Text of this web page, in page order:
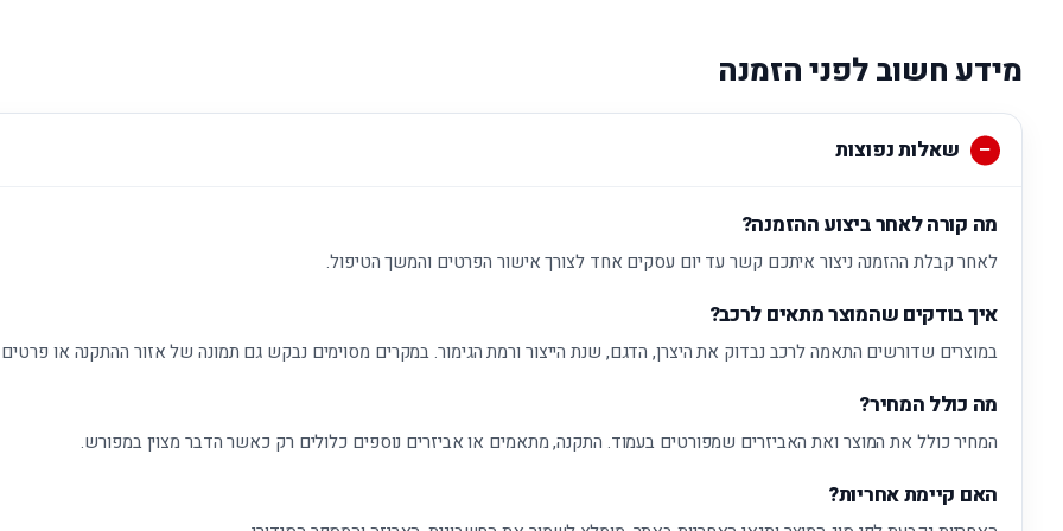
מידע חשוב לפני הזמנה
שאלות נפוצות
מה קורה לאחר ביצוע ההזמנה?
לאחר קבלת ההזמנה ניצור איתכם קשר עד יום עסקים אחד לצורך אישור הפרטים והמשך הטיפול.
איך בודקים שהמוצר מתאים לרכב?
במוצרים שדורשים התאמה לרכב נבדוק את היצרן, הדגם, שנת הייצור ורמת הגימור. במקרים מסוימים נבקש גם תמונה של אזור ההתקנה או פרטים
מה כולל המחיר?
המחיר כולל את המוצר ואת האביזרים שמפורטים בעמוד. התקנה, מתאמים או אביזרים נוספים כלולים רק כאשר הדבר מצוין במפורש.
האם קיימת אחריות?